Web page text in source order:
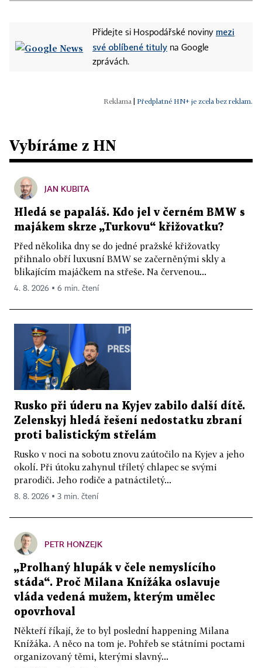
Přidejte si Hospodářské noviny mezi
své oblíbené tituly na Google
zprávách.
Předplatné HN+ je zcela bez reklam.
Vybíráme z HN
JAN KUBITA
Hledá se papaláš. Kdo jel v černém BMW s
majákem skrze „Turkovu“ křižovatku?
Před několika dny se do jedné pražské křižovatky
přihnalo obří luxusní BMW se začerněnými skly a
blikajícím majáčkem na střeše. Na červenou...
4. 8. 2026 ▪ 6 min. čtení
Rusko při úderu na Kyjev zabilo další dítě.
Zelenskyj hledá řešení nedostatku zbraní
proti balistickým střelám
Rusko v noci na sobotu znovu zaútočilo na Kyjev a jeho
okolí. Při útoku zahynul tříletý chlapec se svými
prarodiči. Jeho rodiče a patnáctiletý...
8. 8. 2026 ▪ 3 min. čtení
PETR HONZEJK
„Prolhaný hlupák v čele nemyslícího
stáda“. Proč Milana Knížáka oslavuje
vláda vedená mužem, kterým umělec
opovrhoval
Někteří říkají, že to byl poslední happening Milana
Knížáka. A něco na tom je. Pohřeb se státními poctami
organizovaný těmi, kterými slavný...